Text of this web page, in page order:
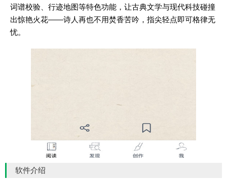
词谱校验、行迹地图等特色功能，让古典文学与现代科技碰撞
出惊艳火花——诗人再也不用焚香苦吟，指尖轻点即可格律无
忧。
软件介绍